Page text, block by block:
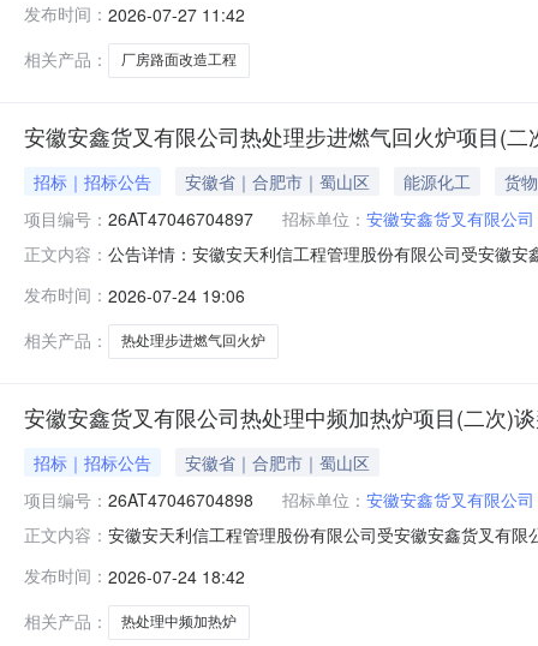
落实4、标段划分：一个标段5、最高投标限价：人民币
工程实施地点：安徽
发布时间： 2026-07-27 11:42
相关产品：
厂房路面改造工程
安徽安鑫货叉有限公司热处理步进燃气回火炉项目(二
招标｜招标公告 安徽省｜合肥市｜蜀山区 能源化工
货物
项目编号： 26AT47046704897 招标单位： 安徽安鑫货叉有限公司
正文内容： 公告详情：安徽安天利信工程管理股份有限公司受安徽
采购项目概况与采购范围2.1采购项目编号：
发布时间： 2026-07-24 19:06
相关产品：
热处理步进燃气回火炉
安徽安鑫货叉有限公司热处理中频加热炉项目(二次)
招标｜招标公告
安徽省｜合肥市｜蜀山区
项目编号： 26AT47046704898 招标单位： 安徽安鑫货叉有限公司
正文内容： 安徽安天利信工程管理股份有限公司受安徽安鑫货叉有
范围2.1采购项目编号：26AT470467048982.2采购包划
发布时间： 2026-07-24 18:42
相关产品：
热处理中频加热炉